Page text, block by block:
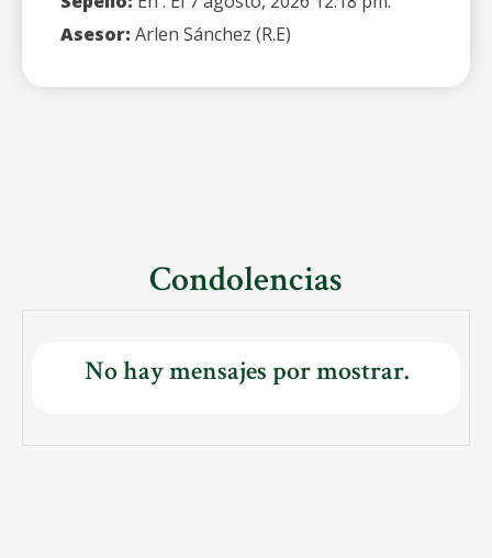
Asesor: Arlen Sánchez (R.E)
Condolencias
No hay mensajes por mostrar.